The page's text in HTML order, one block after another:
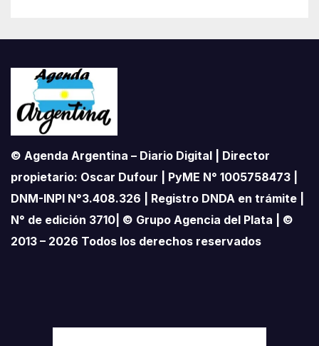
© Agenda Argentina – Diario Digital | Director
propietario: Oscar Dufour | PyME N° 1005758473 |
DNM-INPI N°3.408.326 | Registro DNDA en trámite |
N° de edición 3710| © Grupo Agencia del Plata | ©
2013 – 2026 Todos los derechos reservados